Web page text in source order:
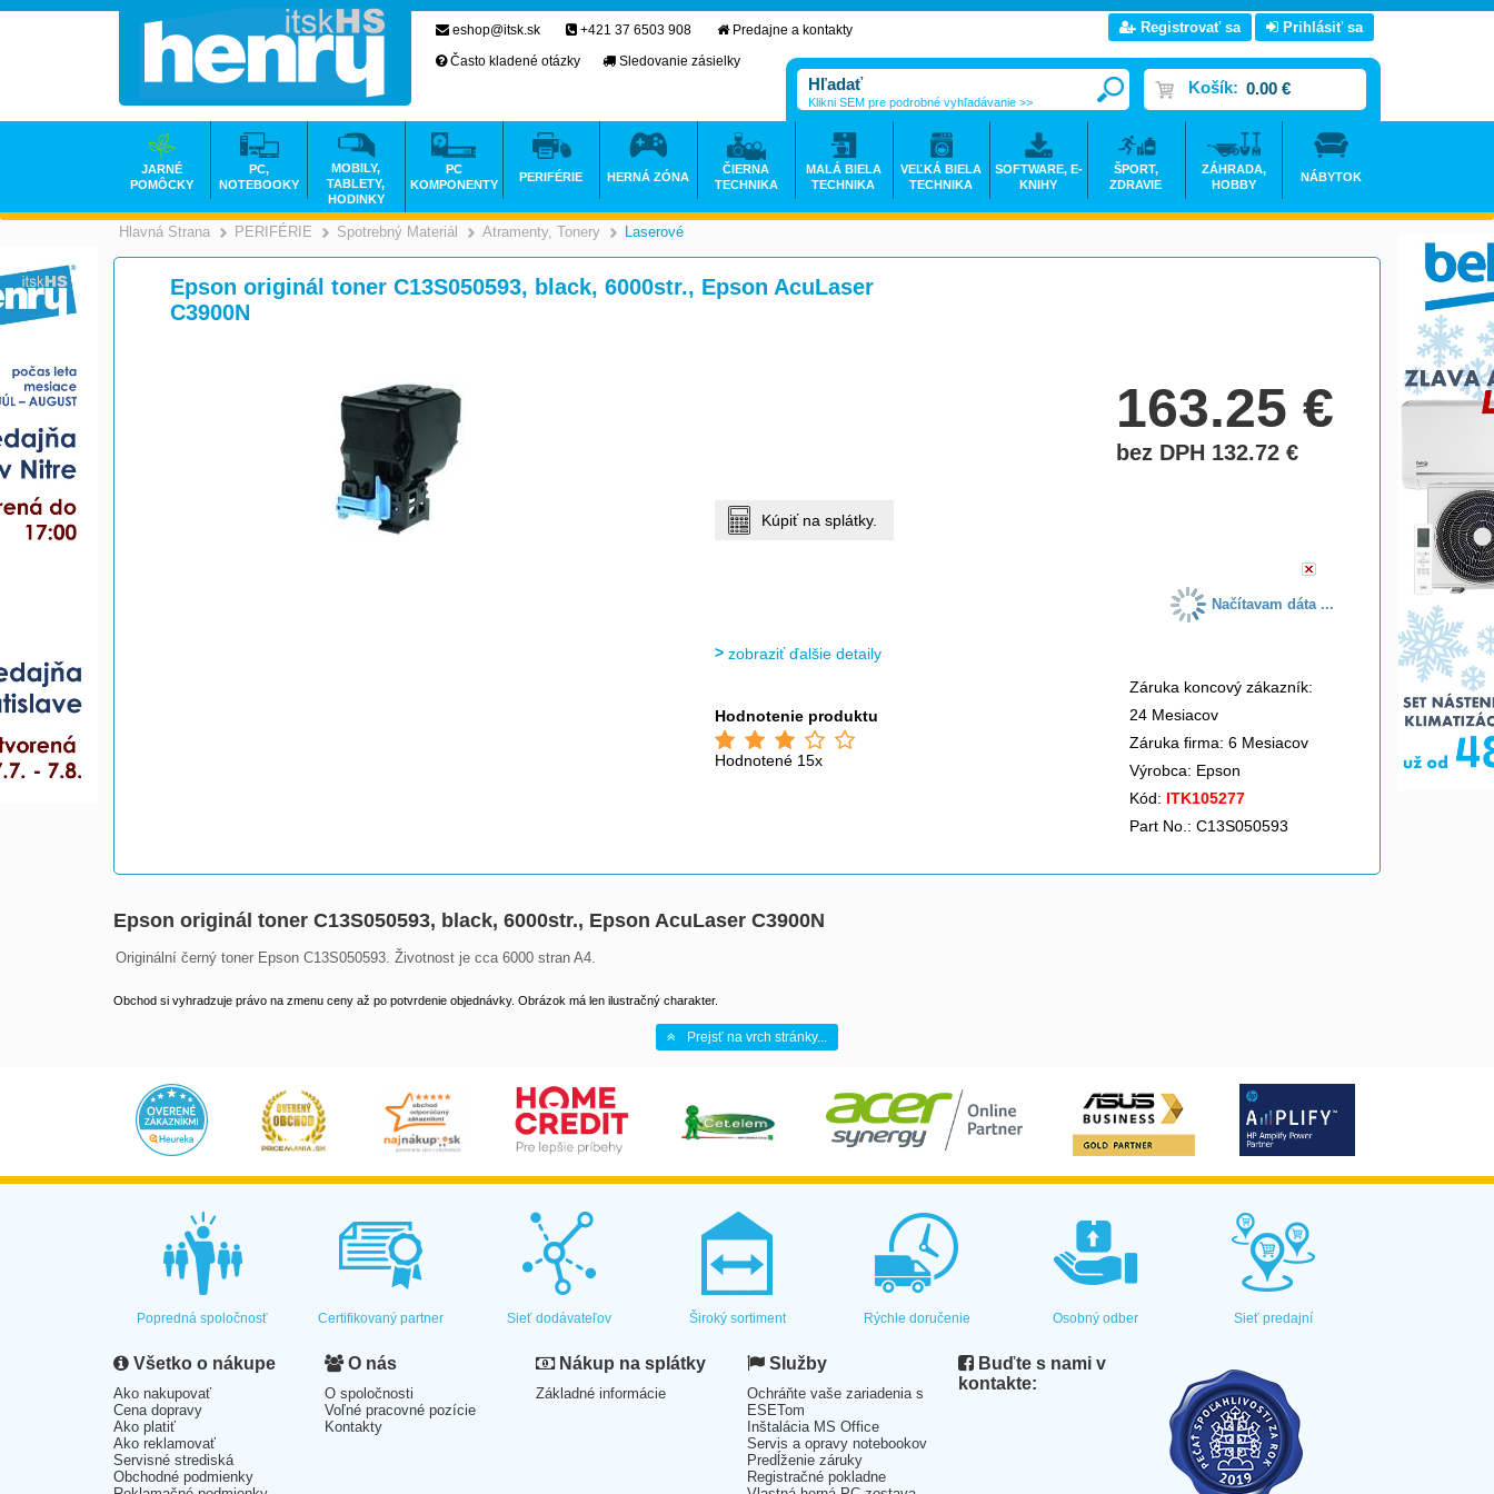
Hlavná Strana >
PERIFÉRIE >
Spotrebný Materiál >
Atramenty, Tonery >
Laserové
Epson originál toner C13S050593, black, 6000str., Epson AcuLaser
C3900N
163.25€
bez DPH 132.72€
Kúpiť na splátky.
Načítavam dáta ...
zobraziť ďalšie detaily
Hodnotenie produktu
Hodnotené 15x
Záruka koncový zákazník:
24 Mesiacov
Záruka firma: 6 Mesiacov
Výrobca: Epson
Kód: ITK105277
Part No.: C13S050593
Epson originál toner C13S050593, black, 6000str., Epson AcuLaser C3900N
Originální černý toner Epson C13S050593. Životnost je cca 6000 stran A4.
Obchod si vyhradzuje právo na zmenu ceny až po potvrdenie objednávky. Obrázok má len ilustračný charakter.
Prejsť na vrch stránky...
eshop@itsk.sk +421 37 6503 908
Predajne a kontakty
Často kladené otázky
Sledovanie zásielky
Registrovať sa Prihlásiť sa
Košík: 0.00 €
Klikni SEM pre podrobné vyhľadávanie >>
JARNÉ
POMÔCKY
PC,
NOTEBOOKY
MOBILY,
TABLETY,
HODINKY
PC
KOMPONENTY
PERIFÉRIE HERNÁ ZÓNA
ČIERNA
TECHNIKA
MALÁ BIELA
TECHNIKA
VEĽKÁ BIELA
TECHNIKA
SOFTWARE, E-
KNIHY
ŠPORT,
ZDRAVIE
ZÁHRADA,
HOBBY
NÁBYTOK
Popredná spoločnosť Certifikovaný partner Sieť dodávateľov Široký sortiment Rýchle doručenie Osobný odber Sieť predajní
Všetko o nákupe
Ako nakupovať
Cena dopravy
Ako platiť
Ako reklamovať
Servisné strediská
Obchodné podmienky
O nás
O spoločnosti
Voľné pracovné pozície
Kontakty
Nákup na splátky
Základné informácie
Služby
Ochráňte vaše zariadenia s
ESETom
Inštalácia MS Office
Servis a opravy notebookov
Predĺženie záruky
Registračné pokladne
Buďte s nami v
kontakte: